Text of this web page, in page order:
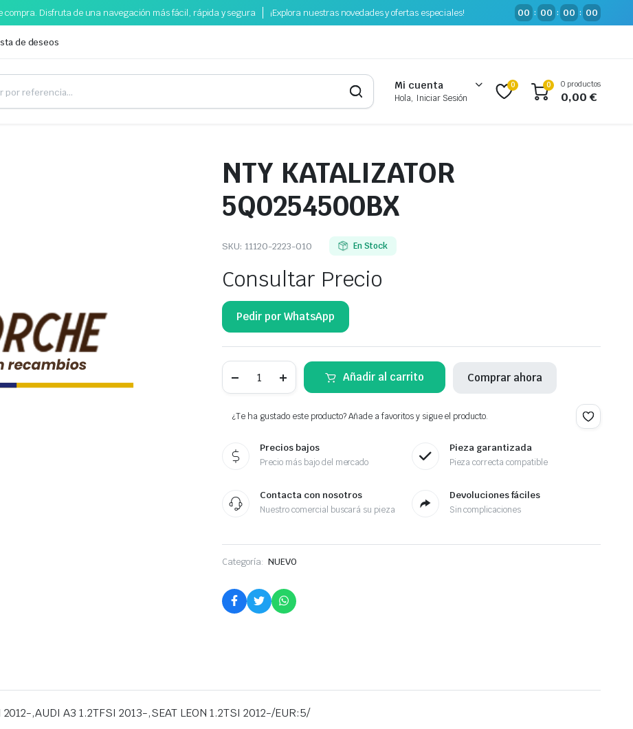
Disfruta de una navegación más fácil, rápida y segura ¡Explora nuestras novedades y ofertas especiales! 00 : 00 : 00 : 00
de deseos
Mi cuenta
Hola, Iniciar Sesión
0 0 0 productos
0,00€
NTY KATALIZATOR
5Q0254500BX
SKU: 11120-2223-010 En Stock
Consultar Precio
Pedir por WhatsApp
KATALIZATOR
5Q0254500BX
Añadir al carrito Comprar ahora
¿Te ha gustado este producto? Añade a favoritos y sigue el producto.
Precios bajos
Precio más bajo del mercado
Pieza garantizada
Pieza correcta compatible
Contacta con nosotros
Nuestro comercial buscará su pieza
Devoluciones fáciles
Sin complicaciones
Categoría: NUEVO
,AUDI A3 1.2TFSI 2013-,SEAT LEON 1.2TSI 2012-/EUR:5/